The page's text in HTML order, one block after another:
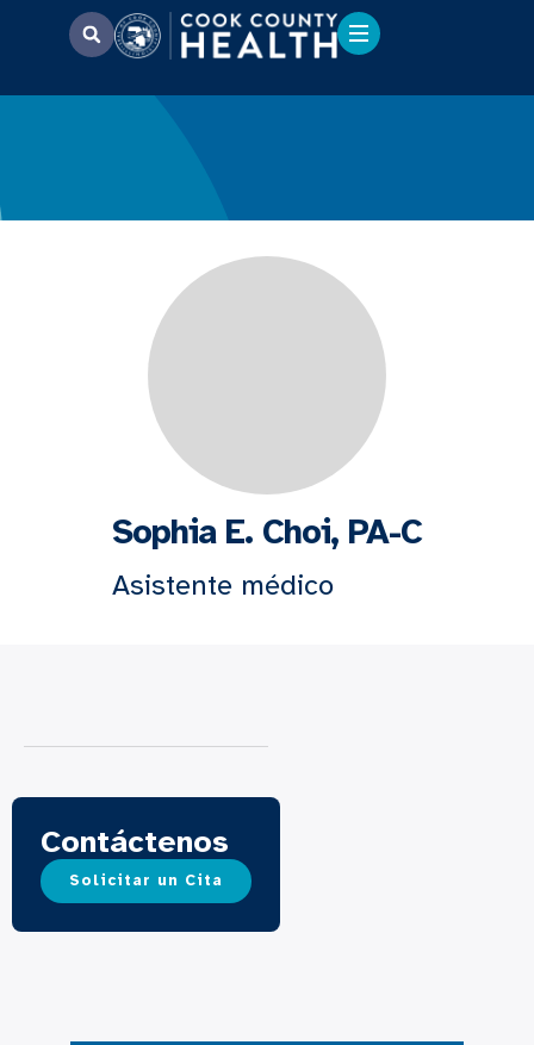
Sophia E. Choi, PA-C
Asistente médico
Contáctenos
Solicitar un Cita